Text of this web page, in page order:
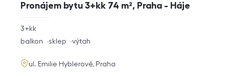
Pronájem bytu 3+kk 74 m², Praha - Háje
rozměry
3+kk
funkce
balkon sklep výtah
adresa
ul. Emilie Hyblerové, Praha